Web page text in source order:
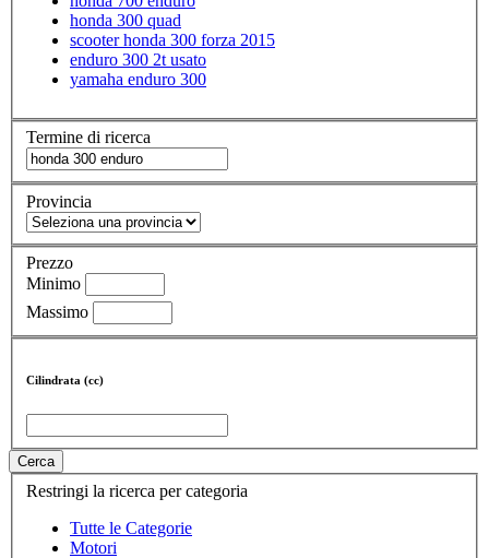
honda 300 quad
scooter honda 300 forza 2015
enduro 300 2t usato
yamaha enduro 300
Termine di ricerca
Provincia
Prezzo
Minimo
Massimo
Cilindrata (cc)
Cerca
Restringi la ricerca per categoria
Tutte le Categorie
Motori